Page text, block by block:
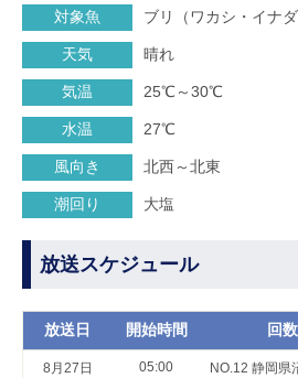
対象魚 ブリ（ワカシ・イナ
天気 晴れ
気温 25℃～30℃
水温 27℃
風向き 北西～北東
潮回り 大塩
放送スケジュール
放送日 開始時間 回
8月27日
05:00
NO.12 静岡県